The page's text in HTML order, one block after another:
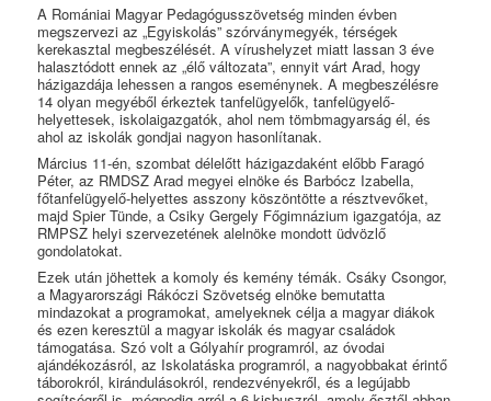
A Romániai Magyar Pedagógusszövetség minden évben
megszervezi az „Egyiskolás” szórványmegyék, térségek
kerekasztal megbeszélését. A vírushelyzet miatt lassan 3 éve
halasztódott ennek az „élő változata”, ennyit várt Arad, hogy
házigazdája lehessen a rangos eseménynek. A megbeszélésre
14 olyan megyéből érkeztek tanfelügyelők, tanfelügyelő-
helyettesek, iskolaigazgatók, ahol nem tömbmagyarság él, és
ahol az iskolák gondjai nagyon hasonlítanak.
Március 11-én, szombat délelőtt házigazdaként előbb Faragó
Péter, az RMDSZ Arad megyei elnöke és Barbócz Izabella,
főtanfelügyelő-helyettes asszony köszöntötte a résztvevőket,
majd Spier Tünde, a Csiky Gergely Főgimnázium igazgatója, az
RMPSZ helyi szervezetének alelnöke mondott üdvözlő
gondolatokat.
Ezek után jöhettek a komoly és kemény témák. Csáky Csongor,
a Magyarországi Rákóczi Szövetség elnöke bemutatta
mindazokat a programokat, amelyeknek célja a magyar diákok
és ezen keresztül a magyar iskolák és magyar családok
támogatása. Szó volt a Gólyahír programról, az óvodai
ajándékozásról, az Iskolatáska programról, a nagyobbakat érintő
táborokról, kirándulásokról, rendezvényekről, és a legújabb